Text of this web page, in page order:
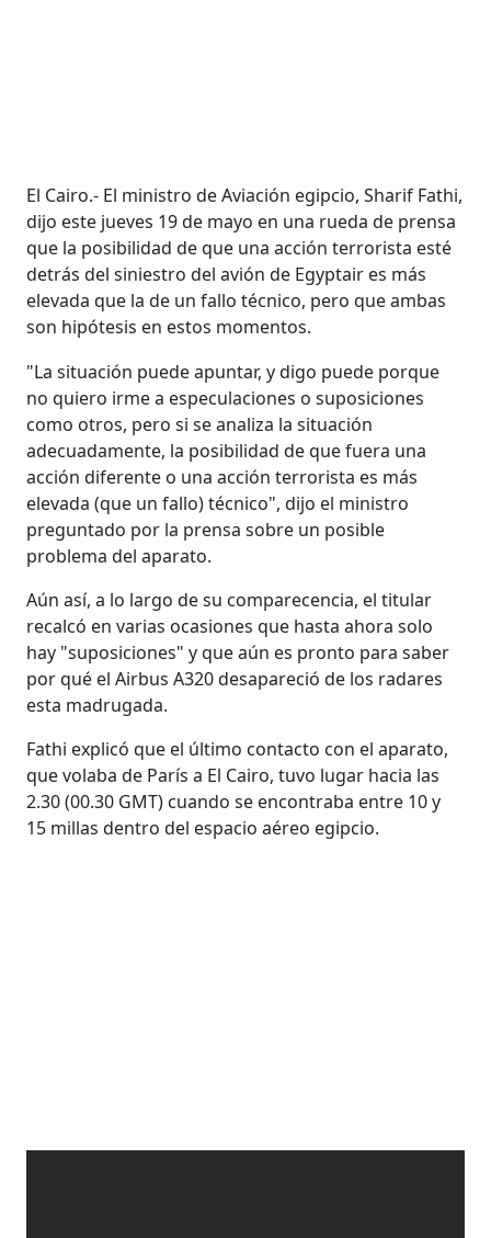
El Cairo.- El ministro de Aviación egipcio, Sharif Fathi,
dijo este jueves 19 de mayo en una rueda de prensa
que la posibilidad de que una acción terrorista esté
detrás del siniestro del avión de Egyptair es más
elevada que la de un fallo técnico, pero que ambas
son hipótesis en estos momentos.
"La situación puede apuntar, y digo puede porque
no quiero irme a especulaciones o suposiciones
como otros, pero si se analiza la situación
adecuadamente, la posibilidad de que fuera una
acción diferente o una acción terrorista es más
elevada (que un fallo) técnico", dijo el ministro
preguntado por la prensa sobre un posible
problema del aparato.
Aún así, a lo largo de su comparecencia, el titular
recalcó en varias ocasiones que hasta ahora solo
hay "suposiciones" y que aún es pronto para saber
por qué el Airbus A320 desapareció de los radares
esta madrugada.
Fathi explicó que el último contacto con el aparato,
que volaba de París a El Cairo, tuvo lugar hacia las
2.30 (00.30 GMT) cuando se encontraba entre 10 y
15 millas dentro del espacio aéreo egipcio.